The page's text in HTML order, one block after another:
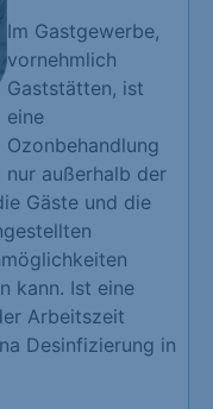
Im Gastgewerbe,
vornehmlich
Gaststätten, ist
eine
Ozonbehandlung
nur außerhalb der
Gäste und die
kann. Ist eine
Arbeitszeit
Desinfizierung in